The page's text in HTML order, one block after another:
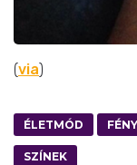
(via)
ÉLETMÓD
SZÍNEK